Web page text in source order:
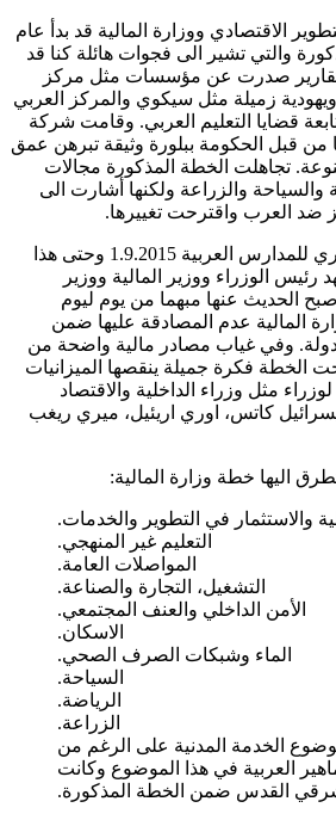
الاقتصادي ووزارة المالية قد بدأ عام
والتي تشير الى فجوات هائلة كنا قد
صدرت عن مؤسسات مثل مركز
زميلة مثل سيكوي والمركز العربي
قضايا التعليم العربي. وقامت شركة
من قبل الحكومة ببلورة وثيقة تبرهن عمق
تجاهلت الخطة المذكورة مجالات
والسياحة والزراعة ولكنها أشارت الى
ضد العرب واقترحت تغييرها.
منذ تأجيل الاضراب القطري للمدارس العربية 1.9.2015 وحتى هذا
رئيس الوزراء ووزير المالية ووزير
الحديث عنها مبهما من يوم ليوم
المالية عدم المصادقة عليها ضمن
وفي غياب مصادر مالية واضحة من
الخطة فكرة جميلة ينقصها الميزانيات
مثل وزراء الداخلية والاقتصاد
كاتس، اوري اريئيل، ميري ريغب
اليها خطة وزارة المالية:
والاستثمار في التطوير والخدمات.
التعليم غير المنهجي.
المواصلات العامة.
التشغيل، التجارة والصناعة.
الأمن الداخلي والعنف المجتمعي.
الاسكان.
الماء وشبكات الصرف الصحي.
السياحة.
الرياضة.
الزراعة.
الخدمة المدنية على الرغم من
العربية في هذا الموضوع وكانت
القدس ضمن الخطة المذكورة.